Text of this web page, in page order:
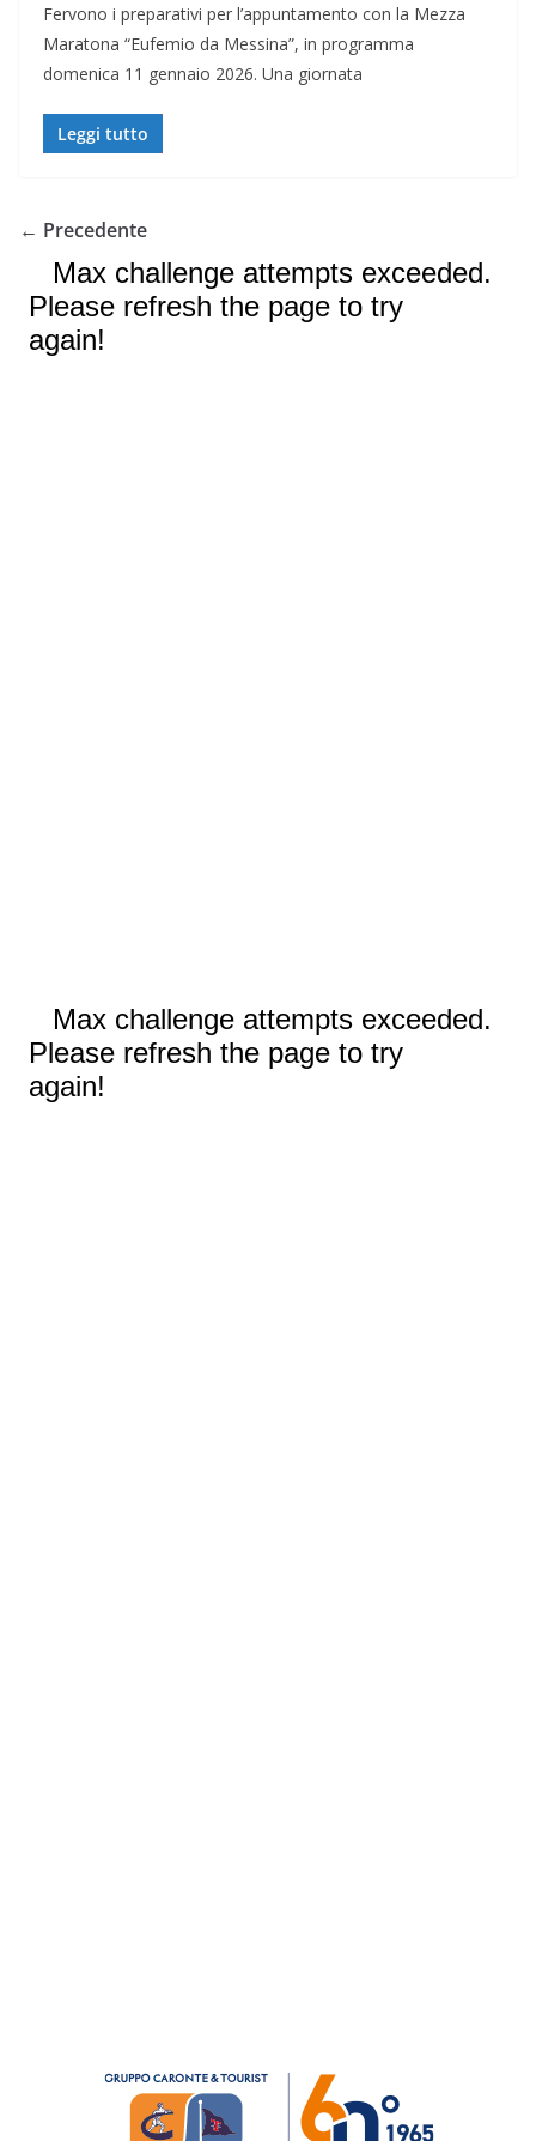
Fervono i preparativi per l’appuntamento con la Mezza
Maratona “Eufemio da Messina”, in programma
domenica 11 gennaio 2026. Una giornata
Leggi tutto
← Precedente